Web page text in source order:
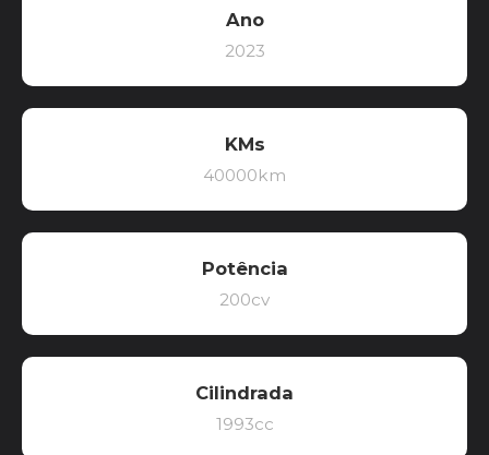
Ano
2023
KMs
40000km
Potência
200cv
Cilindrada
1993cc